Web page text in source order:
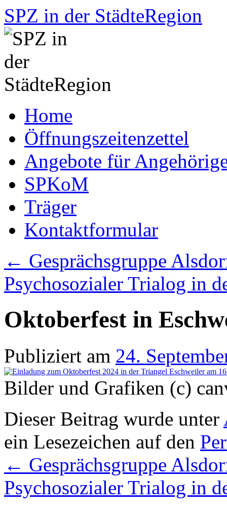
SPZ in der StädteRegion
Inhalt
springenHome
Öffnungszeitenzettel
Angebote für
SPKoM
Träger
Kontaktformular
← Gesprächsgruppe
Psychosozialer Trialog in
Oktoberfest in
Publiziert am 24.
Bilder und Grafiken (c)
Dieser Beitrag wurde unter
ein Lesezeichen auf den
← Gesprächsgruppe
Psychosozialer Trialog in